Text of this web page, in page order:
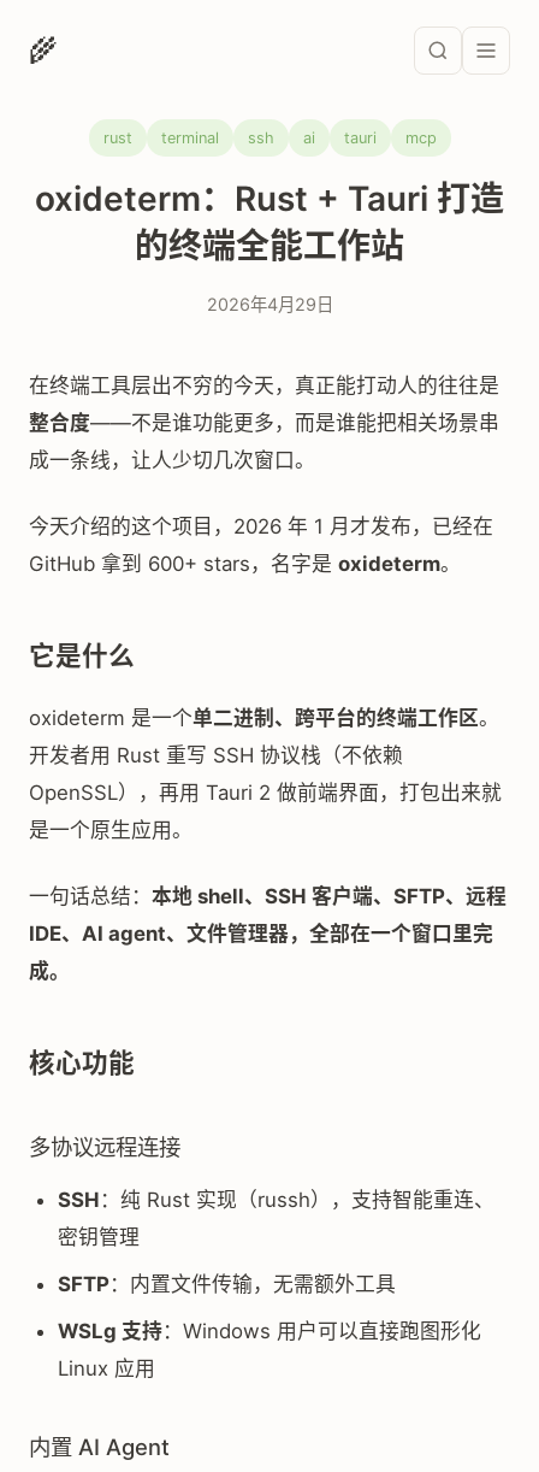
🌾
rust terminal ssh ai tauri mcp
oxideterm：Rust + Tauri 打造
的终端全能工作站
2026年4月29日
在终端工具层出不穷的今天，真正能打动人的往往是
整合度——不是谁功能更多，而是谁能把相关场景串
成一条线，让人少切几次窗口。
今天介绍的这个项目，2026 年 1 月才发布，已经在
GitHub 拿到 600+ stars，名字是 oxideterm。
它是什么
oxideterm 是一个单二进制、跨平台的终端工作区。
开发者用 Rust 重写 SSH 协议栈（不依赖
OpenSSL），再用 Tauri 2 做前端界面，打包出来就
是一个原生应用。
一句话总结： 本地 shell、SSH 客户端、SFTP、远程
IDE、AI agent、文件管理器，全部在一个窗口里完
成。
核心功能
多协议远程连接
SSH ：纯 Rust 实现（russh），支持智能重连、
密钥管理
SFTP：内置文件传输，无需额外工具
WSLg 支持：Windows 用户可以直接跑图形化
Linux 应用
内置 AI Agent